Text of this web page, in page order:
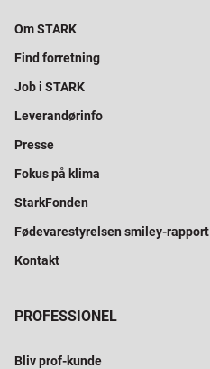
Om STARK
Find forretning
Job i STARK
Leverandørinfo
Presse
Fokus på klima
StarkFonden
Fødevarestyrelsen smiley-rapport
Kontakt
PROFESSIONEL
Bliv prof-kunde